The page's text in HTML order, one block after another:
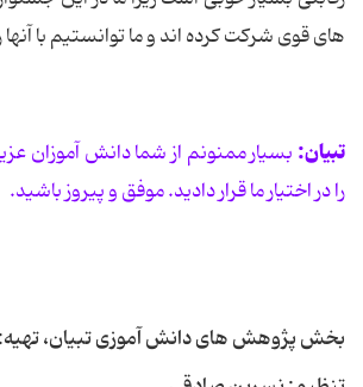
های قوی شرکت کرده اند و ما توانستیم با
تبیان: بسیار ممنونم از شما دانش آموزان
را در اختیار ما قرار دادید. موفق و پیروز باشید.
بخش پژوهش های دانش آموزی تبیان، تهیه: